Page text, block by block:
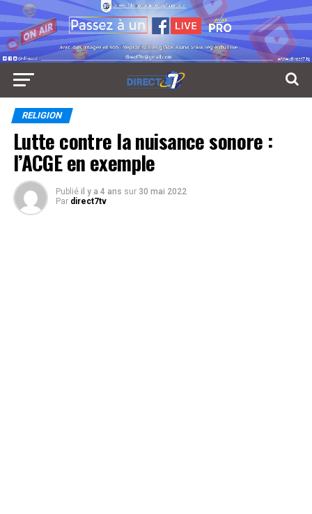
RELIGION
Lutte contre la nuisance sonore :
l’ACGE en exemple
Publié il y a 4 ans sur 30 mai 2022
Par direct7tv